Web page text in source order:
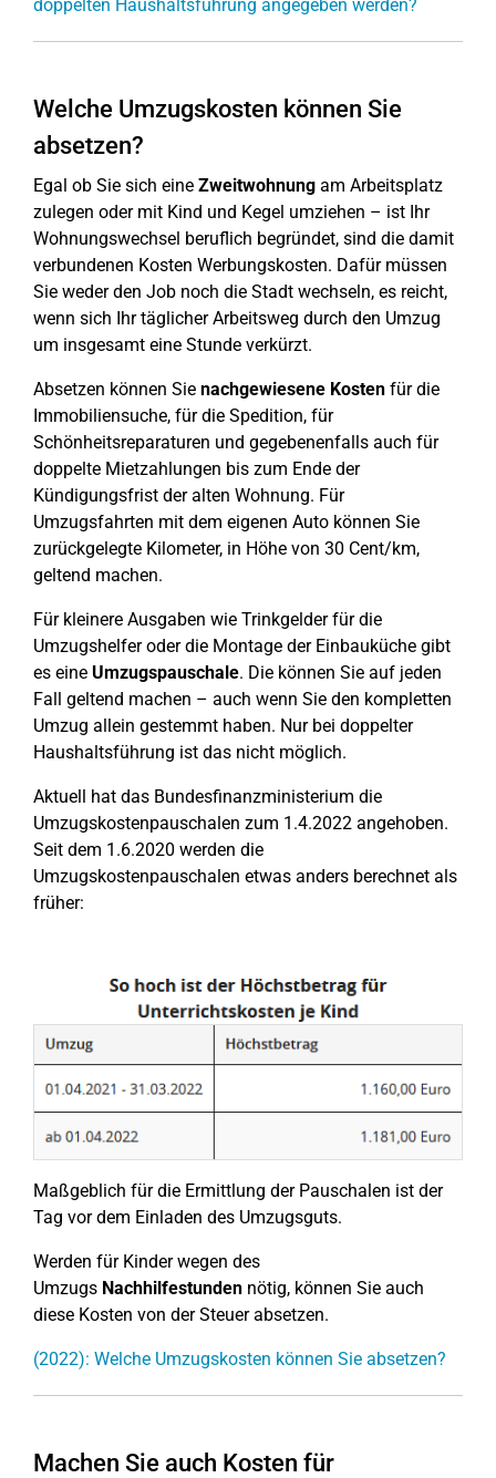
doppelten Haushaltsführung angegeben werden?
Welche Umzugskosten können Sie
absetzen?
Egal ob Sie sich eine Zweitwohnung am Arbeitsplatz
zulegen oder mit Kind und Kegel umziehen – ist Ihr
Wohnungswechsel beruflich begründet, sind die damit
verbundenen Kosten Werbungskosten. Dafür müssen
Sie weder den Job noch die Stadt wechseln, es reicht,
wenn sich Ihr täglicher Arbeitsweg durch den Umzug
um insgesamt eine Stunde verkürzt.
Absetzen können Sie nachgewiesene Kosten für die
Immobiliensuche, für die Spedition, für
Schönheitsreparaturen und gegebenenfalls auch für
doppelte Mietzahlungen bis zum Ende der
Kündigungsfrist der alten Wohnung. Für
Umzugsfahrten mit dem eigenen Auto können Sie
zurückgelegte Kilometer, in Höhe von 30 Cent/km,
geltend machen.
Für kleinere Ausgaben wie Trinkgelder für die
Umzugshelfer oder die Montage der Einbauküche gibt
es eine Umzugspauschale. Die können Sie auf jeden
Fall geltend machen – auch wenn Sie den kompletten
Umzug allein gestemmt haben. Nur bei doppelter
Haushaltsführung ist das nicht möglich.
Aktuell hat das Bundesfinanzministerium die
Umzugskostenpauschalen zum 1.4.2022 angehoben.
Seit dem 1.6.2020 werden die
Umzugskostenpauschalen etwas anders berechnet als
früher:
Maßgeblich für die Ermittlung der Pauschalen ist der
Tag vor dem Einladen des Umzugsguts.
Werden für Kinder wegen des
Umzugs Nachhilfestunden nötig, können Sie auch
diese Kosten von der Steuer absetzen.
(2022): Welche Umzugskosten können Sie absetzen?
Machen Sie auch Kosten für